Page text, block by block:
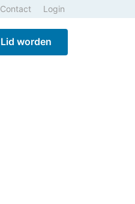
Contact Login
Lid worden